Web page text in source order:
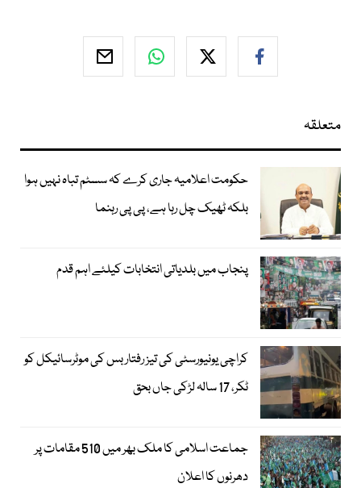
متعلقہ
حکومت اعلامیہ جاری کرے کہ سسٹم تباہ نہیں ہوا
بلکہ ٹھیک چل رہا ہے، پی پی رہنما
پنجاب میں بلدیاتی انتخابات کیلئے اہم قدم
کراچی یونیورسٹی کی تیز رفتار بس کی موٹرسائیکل کو
ٹکر، 17 سالہ لڑکی جاں بحق
جماعت اسلامی کا ملک بھر میں 510 مقامات پر
دھرنوں کا اعلان